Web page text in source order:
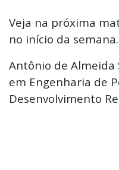
Veja na próxima
no início da semana.
Antônio de Almeida
em Engenharia de
Desenvolvimento